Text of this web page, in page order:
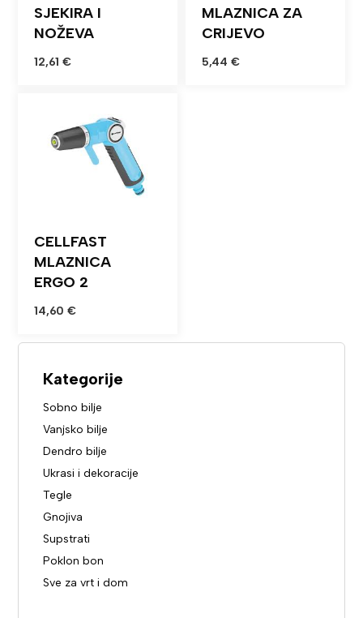
SJEKIRA I
NOŽEVA
12,61 €
MLAZNICA ZA
CRIJEVO
5,44 €
CELLFAST
MLAZNICA
ERGO 2
14,60 €
Kategorije
Sobno bilje
Vanjsko bilje
Dendro bilje
Ukrasi i dekoracije
Tegle
Gnojiva
Supstrati
Poklon bon
Sve za vrt i dom